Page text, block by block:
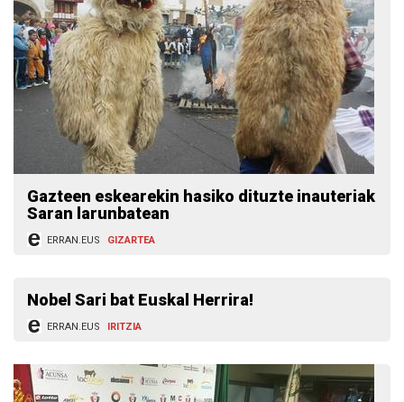
Gazteen eskearekin hasiko dituzte inauteriak
Saran larunbatean
ERRAN.EUS GIZARTEA
Nobel Sari bat Euskal Herrira!
ERRAN.EUS IRITZIA